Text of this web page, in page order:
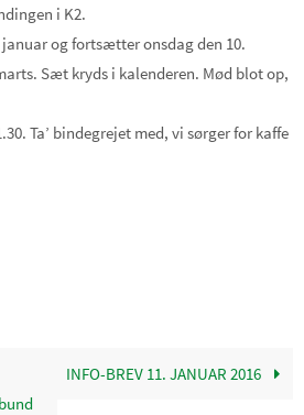
i K2.
og fortsætter onsdag den 10.
Sæt kryds i kalenderen. Mød blot op,
Ta’ bindegrejet med, vi sørger for kaffe
INFO-BREV 11. JANUAR 2016